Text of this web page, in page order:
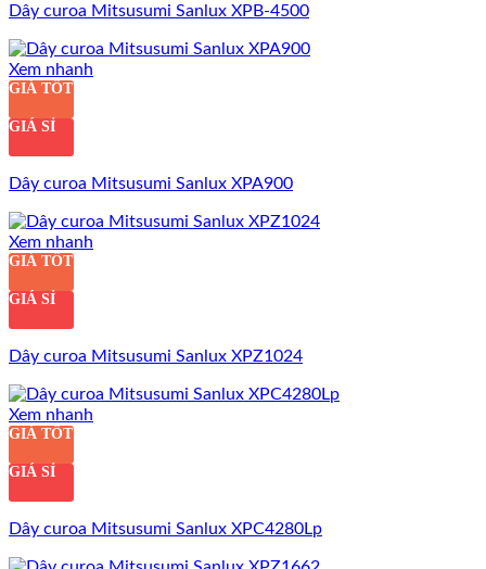
Dây curoa Mitsusumi Sanlux XPB-4500
Xem nhanh
GIÁ TỐT
GIÁ SỈ
Dây curoa Mitsusumi Sanlux XPA900
Xem nhanh
GIÁ TỐT
GIÁ SỈ
Dây curoa Mitsusumi Sanlux XPZ1024
Xem nhanh
GIÁ TỐT
GIÁ SỈ
Dây curoa Mitsusumi Sanlux XPC4280Lp